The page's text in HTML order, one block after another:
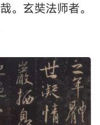
。玄奘法师者。